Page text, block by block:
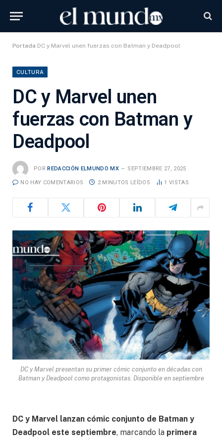
Portada DC y Marvel unen fuerzas con Batman y Deadpool
CULTURA
DC y Marvel unen
fuerzas con Batman y
Deadpool
POR REDACCIÓN ELMUNDO MX SEPTIEMBRE 27, 2025
NO HAY COMENTARIOS 2 MINUTOS LEÍDOS 1 VISTAS
DC y Marvel presentan su primer cómic conjunto en décadas con
Batman y Deadpool como protagonistas. Disponible en septiembre
DC y Marvel lanzan cómic conjunto de Batman y
Deadpool este septiembre, marcando la primera